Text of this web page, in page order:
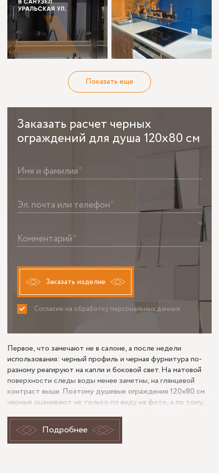
Показать еще
Заказать расчет черных
ограждений для душа 120х80 см
Имя и фамилия*
Эл. почта или телефон*
Комментарий*
Заказать изделие
Согласие на обработку персональных данных
ПРИНИМАЮ НЕ ПРИНИМАЮ
Первое, что замечают не в салоне, а после недели
использования: черный профиль и черная фурнитура по-
разному реагируют на капли и боковой свет. На матовой
поверхности следы воды менее заметны, на глянцевой
контраст выше. Поэтому душевые ограждения 120х80 см
черные оценивают не только по виду на фото, а по тому,
ванной.
Подробнее